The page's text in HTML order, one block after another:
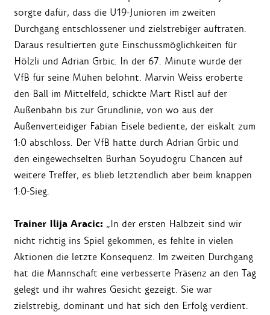
sorgte dafür, dass die U19-Junioren im zweiten
Durchgang entschlossener und zielstrebiger auftraten.
Daraus resultierten gute Einschussmöglichkeiten für
Hölzli und Adrian Grbic. In der 67. Minute wurde der
VfB für seine Mühen belohnt. Marvin Weiss eroberte
den Ball im Mittelfeld, schickte Mart Ristl auf der
Außenbahn bis zur Grundlinie, von wo aus der
Außenverteidiger Fabian Eisele bediente, der eiskalt zum
1:0 abschloss. Der VfB hatte durch Adrian Grbic und
den eingewechselten Burhan Soyudogru Chancen auf
weitere Treffer, es blieb letztendlich aber beim knappen
1:0-Sieg.
Trainer Ilija Aracic: „In der ersten Halbzeit sind wir
nicht richtig ins Spiel gekommen, es fehlte in vielen
Aktionen die letzte Konsequenz. Im zweiten Durchgang
hat die Mannschaft eine verbesserte Präsenz an den Tag
gelegt und ihr wahres Gesicht gezeigt. Sie war
zielstrebig, dominant und hat sich den Erfolg verdient.